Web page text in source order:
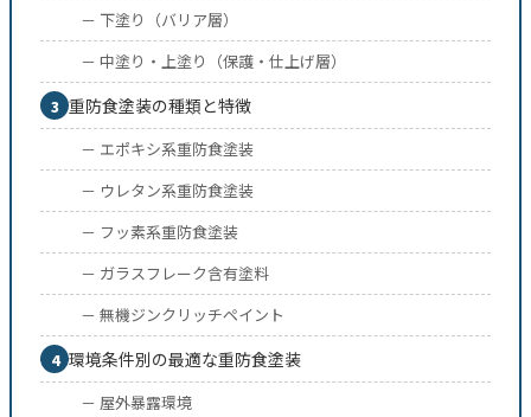
－ 下塗り（バリア層）
－ 中塗り・上塗り（保護・仕上げ層）
3 重防食塗装の種類と特徴
－ エポキシ系重防食塗装
－ ウレタン系重防食塗装
－ フッ素系重防食塗装
－ ガラスフレーク含有塗料
－ 無機ジンクリッチペイント
4 環境条件別の最適な重防食塗装
－ 屋外暴露環境